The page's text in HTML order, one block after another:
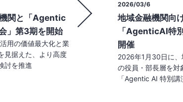
向け
別講演会」を
に、地域金融機関等
を対象とした
2025/09/18
三井住友海上様
照会応答機能の高
特化型LLMを開発し
に向かう社員の意識